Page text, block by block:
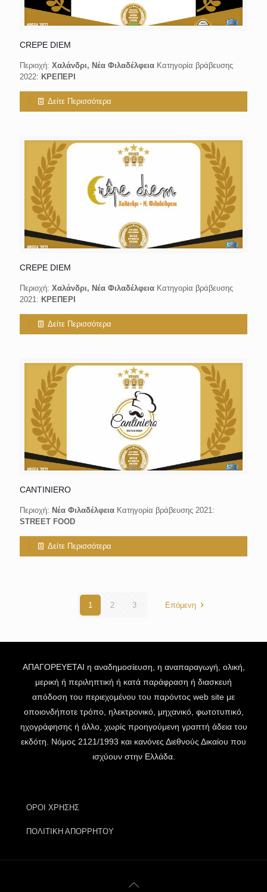
CREPE DIEM
Περιοχή: Χαλάνδρι, Νέα Φιλαδέλφεια Κατηγορία βράβευσης
2022: ΚΡΕΠΕΡΙ
Δείτε Περισσότερα
CREPE DIEM
Περιοχή: Χαλάνδρι, Νέα Φιλαδέλφεια Κατηγορία βράβευσης
2021: ΚΡΕΠΕΡΙ
Δείτε Περισσότερα
CANTINIERO
Περιοχή: Νέα Φιλαδέλφεια Κατηγορία βράβευσης 2021:
STREET FOOD
Δείτε Περισσότερα
1 2 3 Επόμενη
ΑΠΑΓΟΡΕΥΕΤΑΙ η αναδημοσίευση, η αναπαραγωγή, ολική,
μερική ή περιληπτική ή κατά παράφραση ή διασκευή
απόδοση του περιεχομένου του παρόντος web site με
οποιονδήποτε τρόπο, ηλεκτρονικό, μηχανικό, φωτοτυπικό,
ηχογράφησης ή άλλο, χωρίς προηγούμενη γραπτή άδεια του
εκδότη. Νόμος 2121/1993 και κανόνες Διεθνούς Δικαίου που
ισχύουν στην Ελλάδα.
ΟΡΟΙ ΧΡΗΣΗΣ
ΠΟΛΙΤΙΚΗ ΑΠΟΡΡΗΤΟΥ